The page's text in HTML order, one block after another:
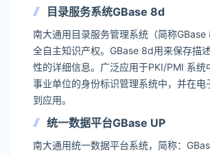
目录服务系统GBase 8d
南大通用目录服务管理系统（简称
全自主知识产权。GBase 8d用来保存描
性的详细信息。广泛应用于PKI/PMI 系统
事业单位的身份标识管理系统中，并在电
到应用。
统一数据平台GBase UP
南大通用统一数据平台系统，简称：